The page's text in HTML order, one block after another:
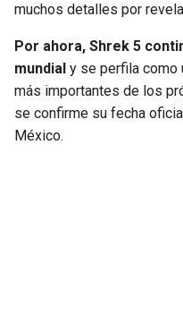
muchos detalles por
Por ahora, Shrek 5
mundial y se perfila como
más importantes de los
se confirme su fecha
México.